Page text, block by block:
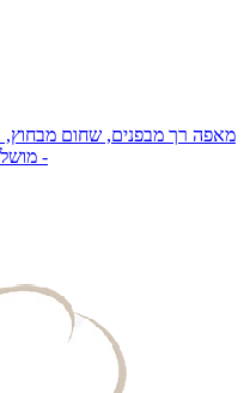
מאפה רך מבפנים, שחום מבחוץ,
-